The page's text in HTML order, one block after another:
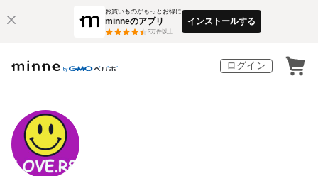
お買いものがもっとお得に
minneのアプリ
3万件以上
インストールする
ログイン